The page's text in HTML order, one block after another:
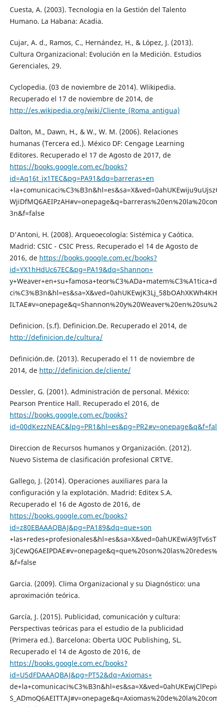
Cuesta, A. (2003). Tecnologia en la Gestión del Talento
Humano. La Habana: Acadia.
Cujar, A. d., Ramos, C., Hernández, H., & López, J. (2013).
Cultura Organizacional: Evolución en la Medición. Estudios
Gerenciales, 29.
Cyclopedia. (03 de noviembre de 2014). Wlikipedia.
Recuperado el 17 de noviembre de 2014, de
http://es.wikipedia.org/wiki/Cliente_(Roma_antigua)
Dalton, M., Dawn, H., & W., W. M. (2006). Relaciones
humanas (Tercera ed.). México DF: Cengage Learning
Editores. Recuperado el 17 de Agosto de 2017, de
https://books.google.com.ec/books?
id=Aq16t_jx1TEC&pg=PA91&dq=barreras+en
3n&f=false
D'Antoni, H. (2008). Arqueoecología: Sistémica y Caótica.
Madrid: CSIC - CSIC Press. Recuperado el 14 de Agosto de
2016, de https://books.google.com.ec/books?
id=YX1hHdUc67EC&pg=PA19&dq=Shannon+
Definicion. (s.f). Definicion.De. Recuperado el 2014, de
http://definicion.de/cultura/
Definición.de. (2013). Recuperado el 11 de noviembre de
2014, de http://definicion.de/cliente/
Dessler, G. (2001). Administración de personal. México:
Pearson Prentice Hall. Recuperado el 2016, de
https://books.google.com.ec/books?
Direccion de Recursos humanos y Organización. (2012).
Nuevo Sistema de clasificación profesional CRTVE.
Gallego, J. (2014). Operaciones auxiliares para la
configuración y la explotación. Madrid: Editex S.A.
Recuperado el 16 de Agosto de 2016, de
https://books.google.com.ec/books?
id=z80EBAAAQBAJ&pg=PA189&dq=que+son
&f=false
Garcia. (2009). Clima Organizacional y su Diagnóstico: una
aproximación teórica.
García, J. (2015). Publicidad, comunicación y cultura:
Perspectivas teóricas para el estudio de la publicidad
(Primera ed.). Barcelona: Oberta UOC Publishing, SL.
Recuperado el 14 de Agosto de 2016, de
https://books.google.com.ec/books?
id=U5dFDAAAQBAJ&pg=PT52&dq=Axiomas+